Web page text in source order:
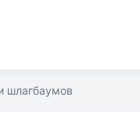
шлагбаумов